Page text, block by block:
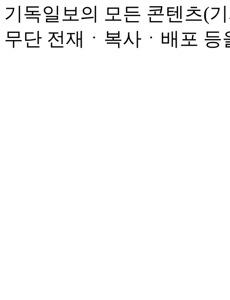
기독일보의 모든 콘텐츠(
무단 전재ㆍ복사ㆍ배포 등